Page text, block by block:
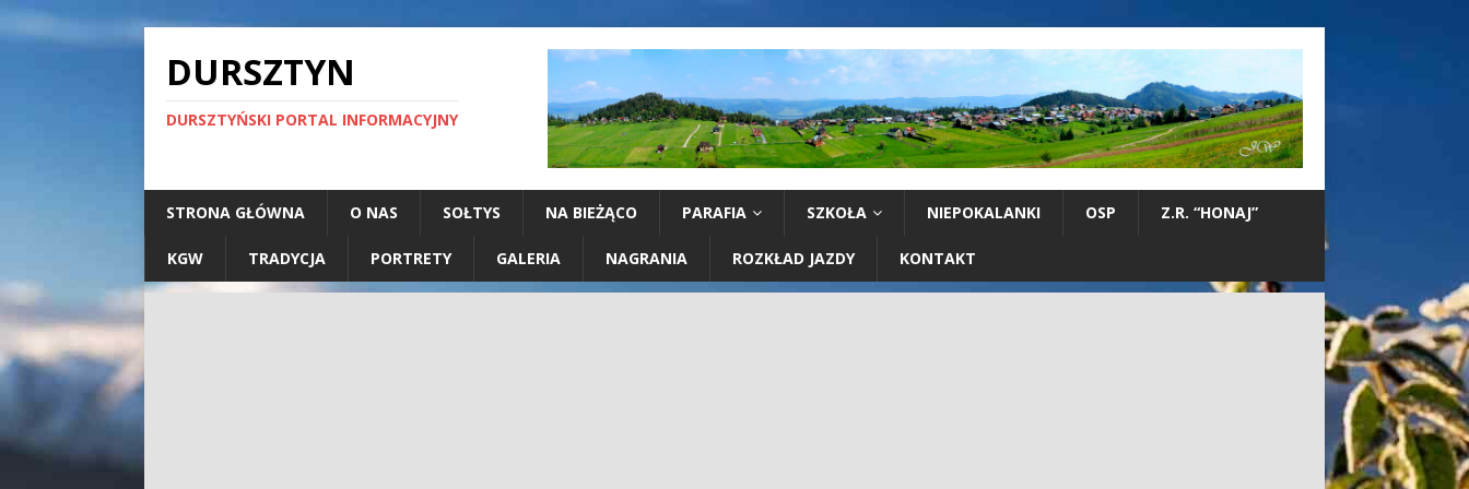
DURSZTYN
DURSZTYŃSKI PORTAL INFORMACYJNY
STRONA GŁÓWNA O NAS SOŁTYS NA BIEŻĄCO PARAFIA SZKOŁA NIEPOKALANKI OSP Z.R. “HONAJ”
KGW TRADYCJA PORTRETY GALERIA NAGRANIA ROZKŁAD JAZDY KONTAKT